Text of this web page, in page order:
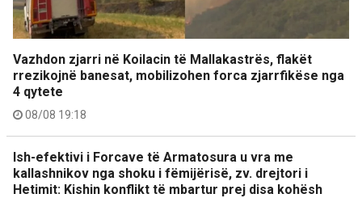
Vazhdon zjarri në Koilacin të Mallakastrës, flakët
rrezikojnë banesat, mobilizohen forca zjarrfikëse nga
4 qytete
08/08 19:18
Ish-efektivi i Forcave të Armatosura u vra me
kallashnikov nga shoku i fëmijërisë, zv. drejtori i
Hetimit: Kishin konflikt të mbartur prej disa kohësh